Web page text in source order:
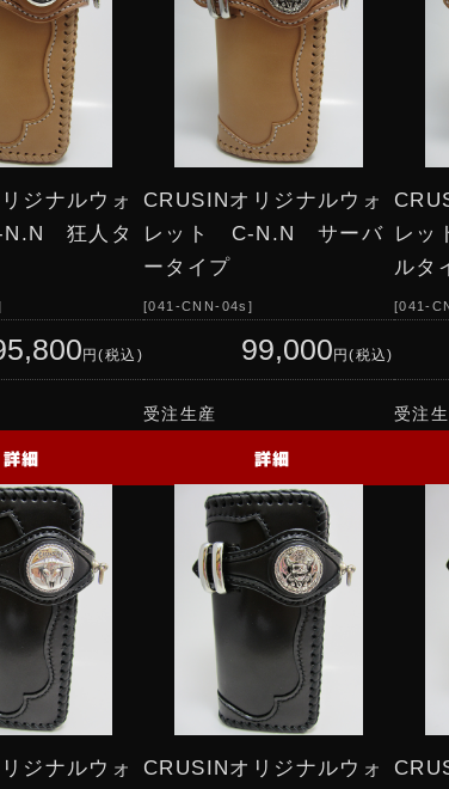
ジナルウォ
狂人タ
円(税込)
詳細
CRUSINオリジナルウォ
レット C-N.N サーバ
ータイプ
041-CNN-04s
99,000 円(税込)
受注生産
詳細
レ
ルタ
041-
受注
ジナルウォ
CRUSINオリジナルウォ